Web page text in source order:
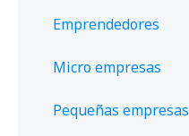
Emprendedores
Micro empresas
Pequeñas empresas